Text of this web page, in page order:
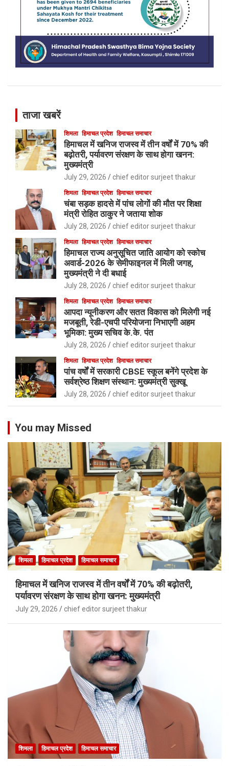
ताजा खबरें
शिमला हिमाचल प्रदेश हिमाचल समाचार
हिमाचल में खनिज राजस्व में तीन वर्षों में 70% की
बढ़ोतरी, पर्यावरण संरक्षण के साथ होगा खनन:
मुख्यमंत्री
July 29, 2026 chief editor surjeet thakur
शिमला हिमाचल प्रदेश हिमाचल समाचार
चंबा सड़क हादसे में पांच लोगों की मौत पर शिक्षा
मंत्री रोहित ठाकुर ने जताया शोक
July 28, 2026 chief editor surjeet thakur
शिमला हिमाचल प्रदेश हिमाचल समाचार
हिमाचल राज्य अनुसूचित जाति आयोग को स्कोच
अवार्ड-2026 के सेमीफाइनल में मिली जगह,
मुख्यमंत्री ने दी बधाई
July 28, 2026 chief editor surjeet thakur
शिमला हिमाचल प्रदेश हिमाचल समाचार
आपदा न्यूनीकरण और सतत विकास को मिलेगी नई
मजबूती, रेडी-एचपी परियोजना निभाएगी अहम
भूमिका: मुख्य सचिव के.के. पंत
July 28, 2026 chief editor surjeet thakur
शिमला हिमाचल प्रदेश हिमाचल समाचार
पांच वर्षों में सरकारी CBSE स्कूल बनेंगे प्रदेश के
सर्वश्रेष्ठ शिक्षण संस्थान: मुख्यमंत्री सुक्खू
July 28, 2026 chief editor surjeet thakur
You may Missed
शिमला हिमाचल प्रदेश हिमाचल समाचार
हिमाचल में खनिज राजस्व में तीन वर्षों में 70% की बढ़ोतरी,
पर्यावरण संरक्षण के साथ होगा खनन: मुख्यमंत्री
July 29, 2026 chief editor surjeet thakur
शिमला हिमाचल प्रदेश हिमाचल समाचार